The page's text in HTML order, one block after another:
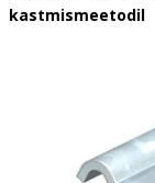
kastmismeetodil